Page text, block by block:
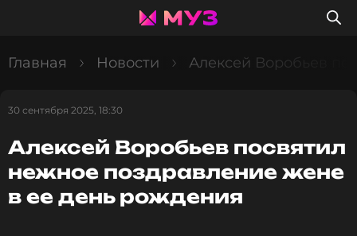
Главная Новости Алексей Воробьев
30 сентября 2025, 18:30
Алексей Воробьев посвятил
нежное поздравление жене
в ее день рождения